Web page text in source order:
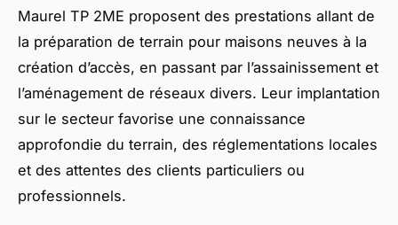
Maurel TP 2ME proposent des prestations allant de
la préparation de terrain pour maisons neuves à la
création d’accès, en passant par l’assainissement et
l’aménagement de réseaux divers. Leur implantation
sur le secteur favorise une connaissance
approfondie du terrain, des réglementations locales
et des attentes des clients particuliers ou
professionnels.